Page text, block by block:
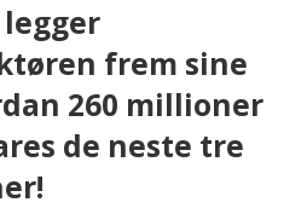
frem sine
260 millioner
de neste tre